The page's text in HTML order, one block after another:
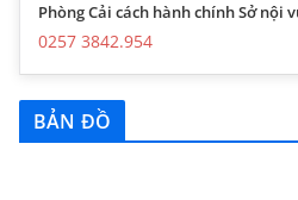
Phòng Cải cách hành chính Sở nội
0257 3842.954
BẢN ĐỒ